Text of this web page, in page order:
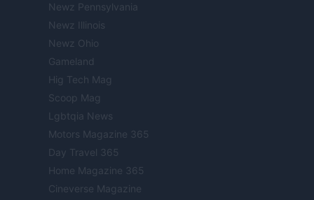
Newz Pennsylvania
Newz Illinois
Newz Ohio
Gameland
Hig Tech Mag
Scoop Mag
Lgbtqia News
Motors Magazine 365
Day Travel 365
Home Magazine 365
Cineverse Magazine